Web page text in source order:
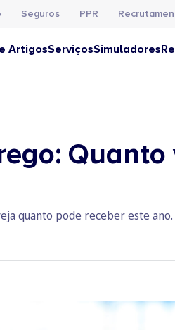
Seguros PPR
ArtigosServiçosSimuladores
Quanto
quanto pode receber este ano.